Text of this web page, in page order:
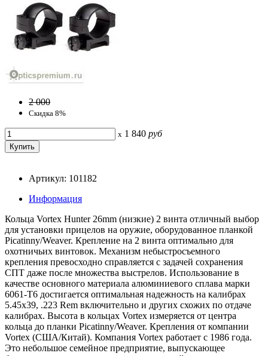
2 000
Скидка 8%
x 1 840 руб
Артикул: 101182
Информация
Кольца Vortex Hunter 26mm (низкие) 2 винта отличный выбор
для установки прицелов на оружие, оборудованное планкой
Picatinny/Weaver. Крепление на 2 винта оптимально для
охотничьих винтовок. Механизм небыстросъемного
крепления превосходно справляется с задачей сохранения
СПТ даже после множества выстрелов. Использование в
качестве основного материала алюминиевого сплава марки
6061-Т6 достигается оптимальная надежность на калибрах
5.45x39, .223 Rem включительно и других схожих по отдаче
калибрах. Высота в кольцах Vortex измеряется от центра
кольца до планки Picatinny/Weaver. Крепления от компании
Vortex (США/Китай). Компания Vortex работает с 1986 года.
Это небольшое семейное предприятие, выпускающее